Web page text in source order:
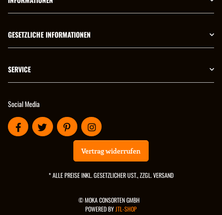
GESETZLICHE INFORMATIONEN
SERVICE
Social Media
Vertrag widerrufen
* ALLE PREISE INKL. GESETZLICHER UST., ZZGL.VERSAND
© MOKA CONSORTEN GMBH
POWERED BYJTL-SHOP